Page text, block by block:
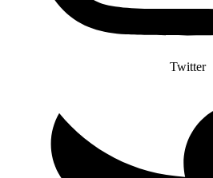
Twitter